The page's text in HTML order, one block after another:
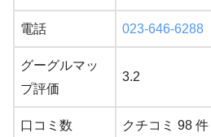
電話 023-646-6288
グーグルマッ
プ評価
3.2
口コミ数 クチコミ 98 件